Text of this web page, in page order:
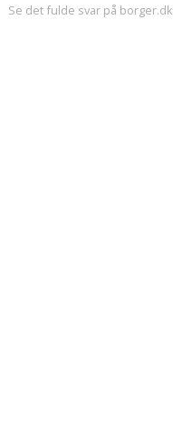
Se det fulde svar på borger.dk